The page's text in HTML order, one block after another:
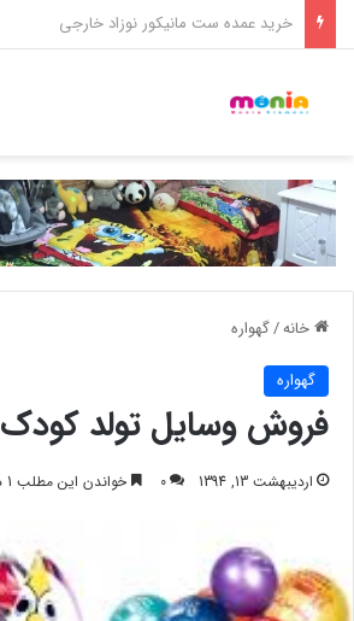
خرید شامپو سر و بدن 500 میل کودک موستلا
خانه/گهواره
گهواره
فروش وسایل تولد کودک
اردیبهشت 13, 1394 0 خواندن این مطلب 1 دقیقه زمان میبرد